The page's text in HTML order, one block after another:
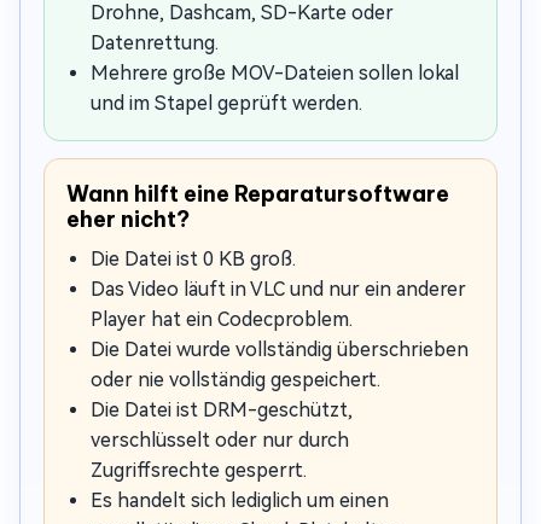
Drohne, Dashcam, SD-Karte oder
Datenrettung.
Mehrere große MOV-Dateien sollen lokal
und im Stapel geprüft werden.
Wann hilft eine Reparatursoftware
eher nicht?
Die Datei ist 0 KB groß.
Das Video läuft in VLC und nur ein anderer
Player hat ein Codecproblem.
Die Datei wurde vollständig überschrieben
oder nie vollständig gespeichert.
Die Datei ist DRM-geschützt,
verschlüsselt oder nur durch
Zugriffsrechte gesperrt.
Es handelt sich lediglich um einen